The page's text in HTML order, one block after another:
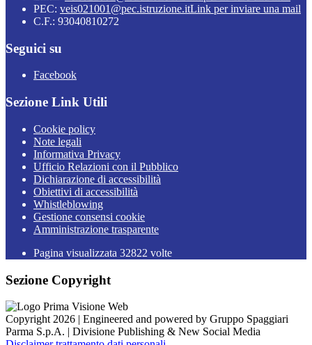
PEC: veis021001@pec.istruzione.itLink per inviare una mail
C.F.: 93040810272
Seguici su
Facebook
Sezione Link Utili
Cookie policy
Note legali
Informativa Privacy
Ufficio Relazioni con il Pubblico
Dichiarazione di accessibilità
Obiettivi di accessibilità
Whistleblowing
Gestione consensi cookie
Amministrazione trasparente
Pagina visualizzata 32822 volte
Sezione Copyright
Copyright 2026 | Engineered and powered by Gruppo Spaggiari
Parma S.p.A. | Divisione Publishing & New Social Media